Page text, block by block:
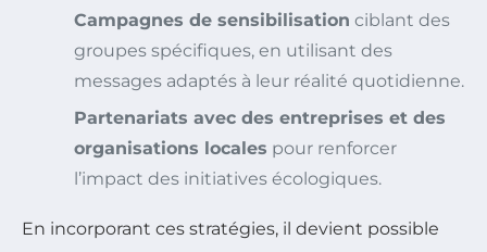
Campagnes de sensibilisation ciblant des
groupes spécifiques, en utilisant des
messages adaptés à leur réalité quotidienne.
Partenariats avec des entreprises et des
organisations locales pour renforcer
l’impact des initiatives écologiques.
En incorporant ces stratégies, il devient possible